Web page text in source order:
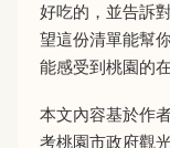
好吃的，並告訴
望這份清單能幫
能感受到桃園的在
本文內容基於作
考桃園市政府觀